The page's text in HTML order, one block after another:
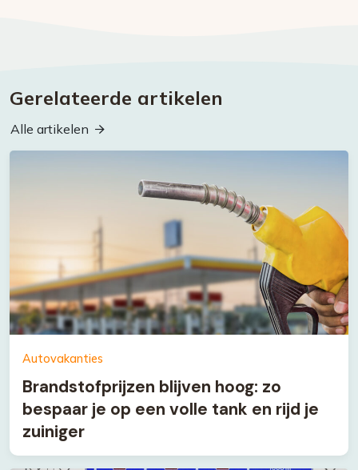
Gerelateerde artikelen
Alle artikelen
Autovakanties
Brandstofprijzen blijven hoog: zo
bespaar je op een volle tank en rijd je
zuiniger